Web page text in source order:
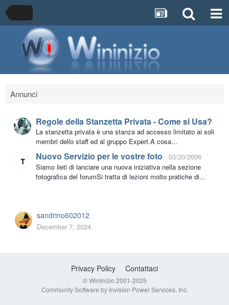
Annunci
Regole della Stanzetta Privata - Come si Usa?
La stanzetta privata è una stanza ad accesso limitato ai soli
membri dello staff ed al gruppo Expert.A cosa...
Nuovo Servizio per le vostre foto
03/20/2006
Siamo lieti di lanciare una nuova iniziativa nella sezione
fotografica del forumSi tratta di lezioni molto pratiche di...
sandrino602012
December 7, 2024
Privacy Policy Contattaci
© WinInizio 2001-2025
Community Software by Invision Power Services, Inc.